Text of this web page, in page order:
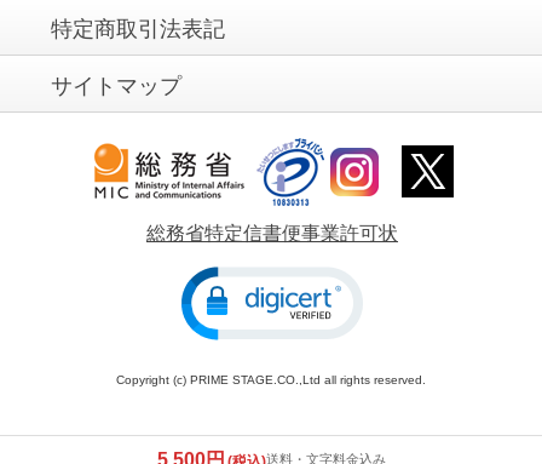
特定商取引法表記
サイトマップ
総務省特定信書便事業許可状
Copyright (c) PRIME STAGE.CO.,Ltd all rights reserved.
5,500円 送料・文字料金込み